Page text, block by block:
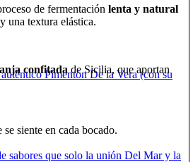
Pimentón De la Vera (con su
sabores que solo la unión Del Mar y la
de fermentación lenta y natural
una textura elástica.
confitada de Sicilia, que aportan
siente en cada bocado.